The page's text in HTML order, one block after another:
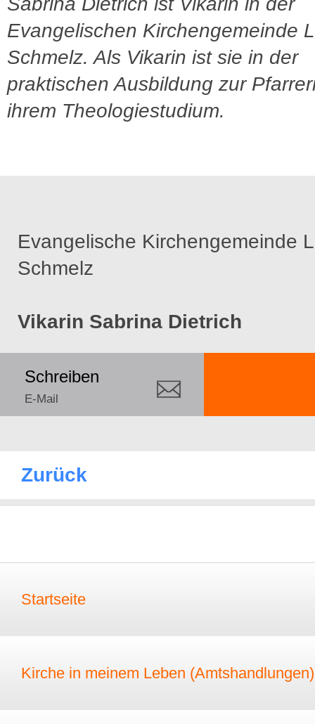
Evangelischen Kirchengemeinde
Schmelz. Als Vikarin ist sie in der
praktischen Ausbildung zur
ihrem Theologiestudium.
Evangelische Kirchengemeinde
Schmelz
Vikarin Sabrina Dietrich
Schreiben
E-Mail
Zurück
Startseite
Kirche in meinem Leben (Amtshandlungen)